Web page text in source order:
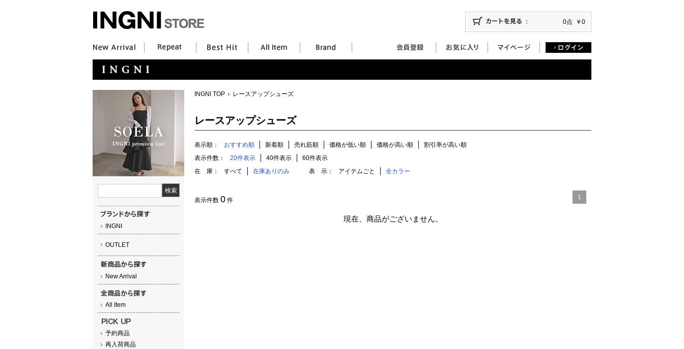
0点 ￥0
INGNI
OUTLET
New Arrival
All Item
予約商品
再入荷商品
INGNI TOP レースアップシューズ
レースアップシューズ
表示順： おすすめ順 新着順 売れ筋順 価格が低い順 価格が高い順
割引率が高い順
表示件数：
20件表示 40件表示
60件表示
在 庫：
すべて 在庫ありのみ 表 示： アイテムごと 全カラー
表示件数 0 件 1
現在、商品がございません。